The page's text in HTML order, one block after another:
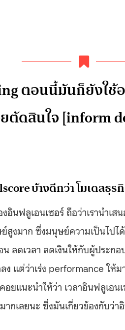
ตอนนี้มันก็ยังใ
ตัดสินใจ [inform
บ้างดีกว่า โมเดลธุร
อินฟลูเอนเซอร์ ถือว่าเรานำ
สูงมาก ซึ่งมนุษย์ความเป็นไป
ลดเวลา ลดเงินให้กับผู้ประก
ลง แต่ว่าเร่ง performance ใ
อยแนะนำให้ว่า เวลาอินฟลูเอ
กเลยนะ ซึ่งมันเกี่ยวข้องกับว่า